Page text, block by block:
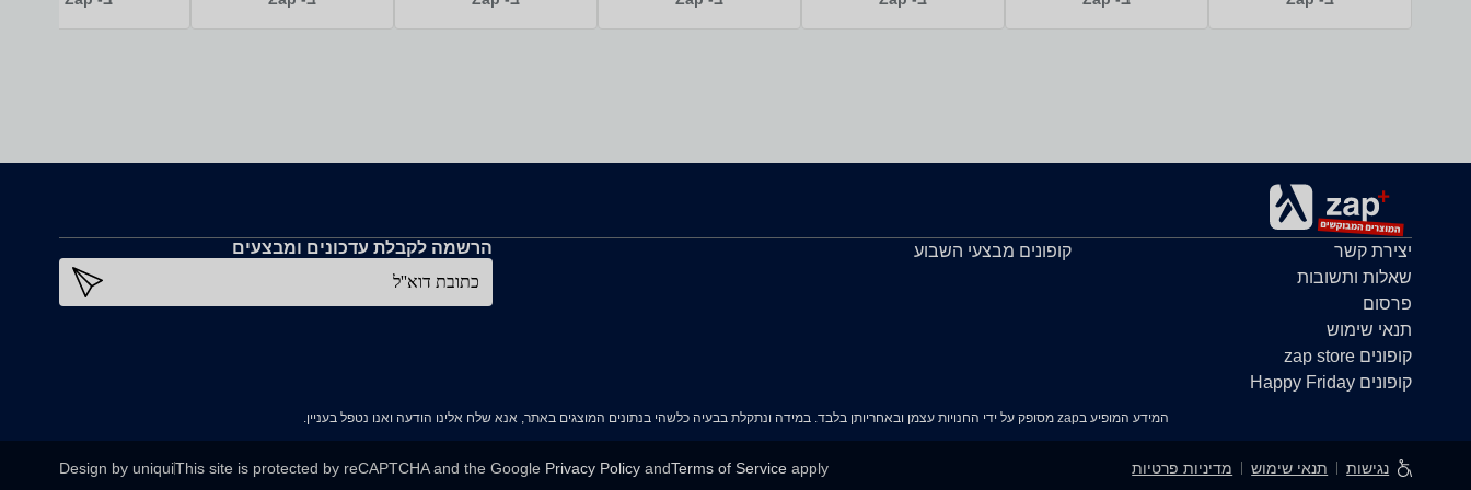
יצירת קשר
שאלות ותשובות
פרסום
תנאי שימוש
קופונים zap store
קופונים Happy Friday
קופונים מבצעי השבוע
הרשמה לקבלת עדכונים ומבצעים
כתובת דוא''ל
המידע המופיע בzap מסופק על ידי החנויות עצמן ובאחריותן בלבד. במידה ונתקלת בבעיה כלשהי בנתונים המוצגים באתר, אנא שלח אלינו הודעה ואנו נטפל בעניין.
נגישות תנאי שימוש מדיניות פרטיות This site is protected by reCAPTCHA and the Google Privacy Policy andTerms of Service apply
Design by uniqui